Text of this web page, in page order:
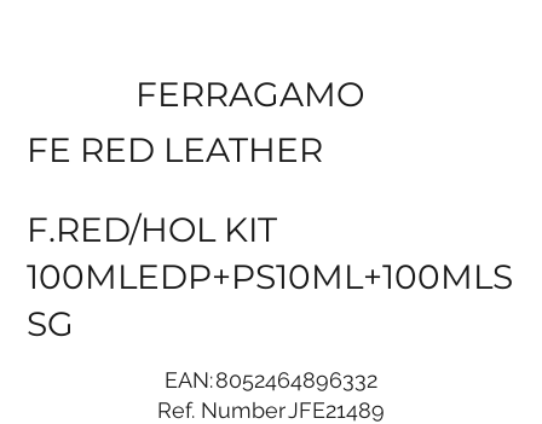
FERRAGAMO
FE RED LEATHER
F.RED/HOL KIT
100MLEDP+PS10ML+100MLS
SG
EAN:8052464896332
Ref. NumberJFE21489